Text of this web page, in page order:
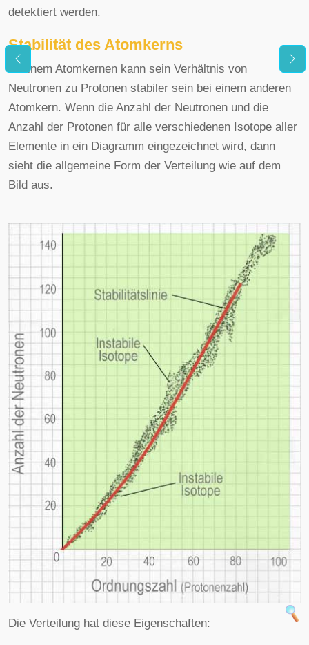
detektiert werden.
Stabilität des Atomkerns
In einem Atomkernen kann sein Verhältnis von
Neutronen zu Protonen stabiler sein bei einem anderen
Atomkern. Wenn die Anzahl der Neutronen und die
Anzahl der Protonen für alle verschiedenen Isotope aller
Elemente in ein Diagramm eingezeichnet wird, dann
sieht die allgemeine Form der Verteilung wie auf dem
Bild aus.
Die Verteilung hat diese Eigenschaften: